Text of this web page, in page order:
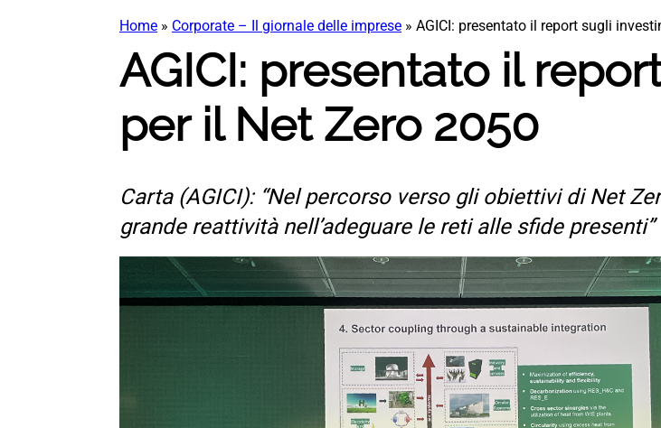
Home » Corporate – Il giornale delle imprese » AGICI: presentato il report sugli
AGICI: presentato il
per il Net Zero 2050
Carta (AGICI): “Nel percorso verso gli obiettivi di Net
grande reattività nell’adeguare le reti alle sfide presenti”